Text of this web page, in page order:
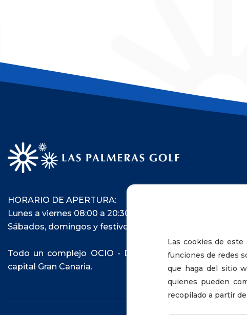
HORARIO DE APERTURA:
Lunes a viernes 08:00 a 20:30
Sábados, domingos y festivos de 8:00 a 20:00
Todo un complejo OCIO - DEPORTIVO en pleno
capital Gran Canaria.
Las cookies de
funciones de redes
que haga del sitio
quienes pueden
recopilado a partir